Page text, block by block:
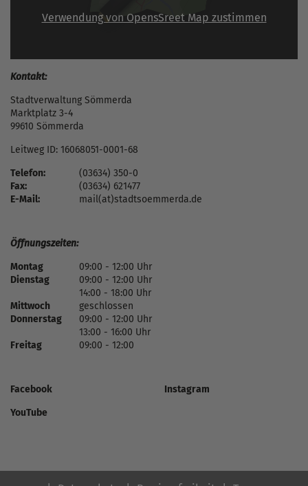
Verwendung von OpensSreet Map zustimmen
Kontakt:
Stadtverwaltung Sömmerda
Marktplatz 3-4
99610 Sömmerda
Leitweg ID: 16068051-0001-68
Telefon:
(03634) 350-0
Fax:
(03634) 621477
E-Mail:
mail(at)stadtsoemmerda.de
Öffnungszeiten:
Montag
09:00 - 12:00 Uhr
Dienstag
09:00 - 12:00 Uhr
14:00 - 18:00 Uhr
Mittwoch
geschlossen
Donnerstag
09:00 - 12:00 Uhr
13:00 - 16:00 Uhr
Freitag
09:00 - 12:00
Facebook
Instagram
YouTube